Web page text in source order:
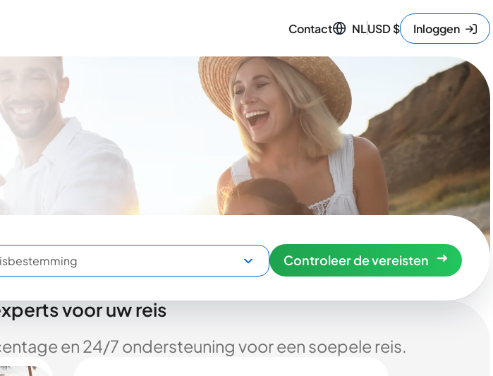
Contact NLUSD$ Inloggen
Controleer de vereisten
voor uw reis
en 24/7 ondersteuning voor een soepele reis.